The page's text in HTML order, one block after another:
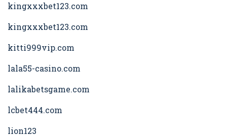
kingxxxbet123.com
kingxxxbet123.com
kitti999vip.com
lala55-casino.com
lalikabetsgame.com
lcbet444.com
lion123